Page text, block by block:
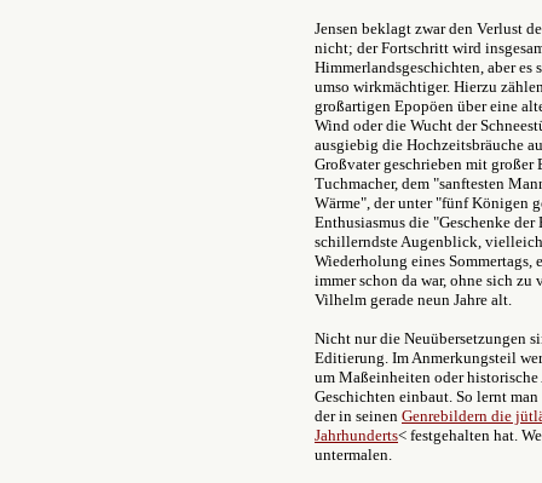
Jensen beklagt zwar den Verlust
nicht; der Fortschritt wird
Himmerlandsgeschichten, aber es
umso wirkmächtiger. Hierzu
großartigen Epopöen über eine
Wind oder die Wucht der
ausgiebig die Hochzeitsbräuche
Großvater geschrieben mit großer
Tuchmacher, dem "sanftesten
Wärme", der unter "fünf Königen
Enthusiasmus die "Geschenke
schillerndste Augenblick,
Wiederholung eines Sommertags,
immer schon da war, ohne sich zu
Vilhelm gerade neun Jahre alt.
Nicht nur die Neuübersetzungen
Editierung. Im Anmerkungsteil
um Maßeinheiten oder
Geschichten einbaut. So lernt
der in seinen Genrebildern die
Jahrhunderts< festgehalten hat.
untermalen.